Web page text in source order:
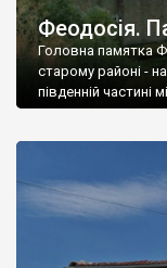
Феодосія.
Головна памятка
старому районі -
південній частині